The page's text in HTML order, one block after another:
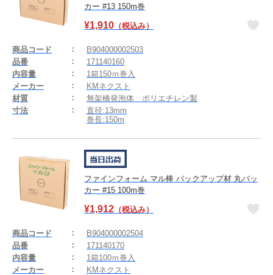
カー #13 150m巻
¥1,910 （税込み）
商品コード
B904000002503
品番
171140160
内容量
1箱150ｍ巻入
メーカー
KMネクスト
材質
無架橋発泡体 ポリエチレン製
寸法
直径:13mm
巻長:150m
ファインフォーム マル棒 バックアップ材 丸バッ
カー #15 100m巻
¥1,912 （税込み）
商品コード
B904000002504
品番
171140170
内容量
1箱100ｍ巻入
メーカー
KMネクスト